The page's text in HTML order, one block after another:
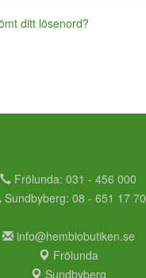
ditt lösenord?
Frölunda: 031 - 456 000
Sundbyberg: 08 - 651 17 70
info@hembiobutiken.se
Frölunda
Sundbyberg